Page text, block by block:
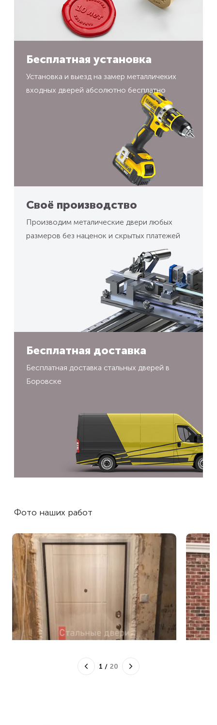
Бесплатная установка
Установка и выезд на замер металличеких
входных дверей абсолютно бесплатно
Своё производство
Производим металические двери любых
размеров без наценок и скрытых платежей
Бесплатная доставка
Бесплатная доставка стальных дверей в
Боровске
Фото наших работ
1 / 20